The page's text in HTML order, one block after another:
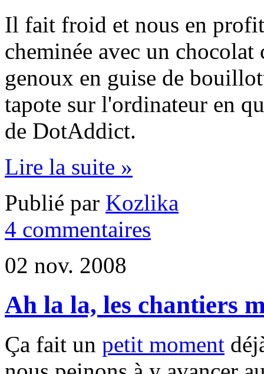
Il fait froid et nous en
cheminée avec un
genoux en guise de
tapote sur l'ordinateur en
de DotAddict.
Lire la suite »
Publié par Kozlika
4 commentaires
02 nov. 2008
Ah la la, les chantiers
Ça fait un petit moment